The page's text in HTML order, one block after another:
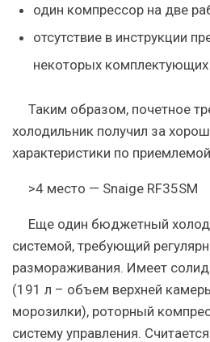
один компрессор на две
отсутствие в инструкции
некоторых комплектующих
Таким образом, почетное
холодильник получил за
характеристики по
>4 место — Snaige RF35SM
Еще один бюджетный
системой, требующий
размораживания. Имеет
(191 л – объем верхней
морозилки), роторный
систему управления.